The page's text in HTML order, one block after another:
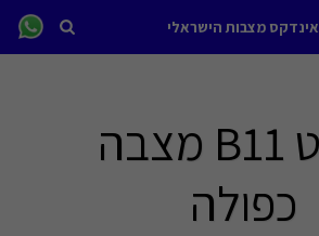
אינדקס מצבות הישראלי
מק'ט B11 מצבה
כפולה